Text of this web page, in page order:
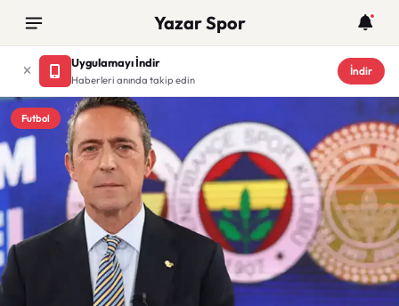
Yazar Spor
Uygulamayı İndir
Haberleri anında takip edin
İndir
Futbol